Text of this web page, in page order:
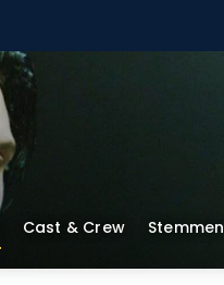
Cast & Crew Stemmen